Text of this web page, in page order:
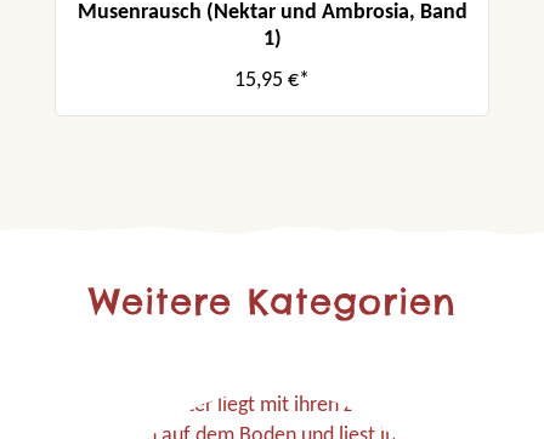
Musenrausch (Nektar und Ambrosia, Band
1)
15,95 €*
Weitere Kategorien